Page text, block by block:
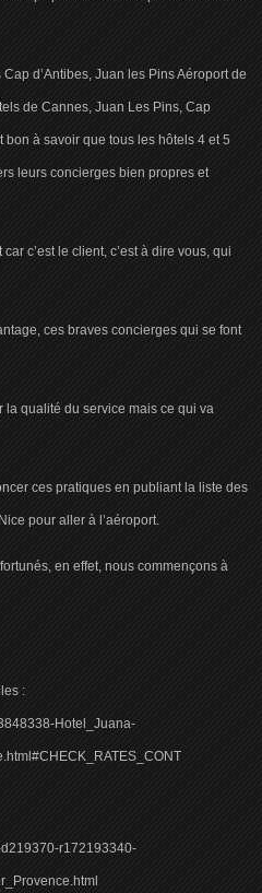
d’Antibes, Juan les Pins Aéroport de
de Cannes, Juan Les Pins, Cap
bon à savoir que tous les hôtels 4 et 5
leurs concierges bien propres et
c’est le client, c’est à dire vous, qui
ces braves concierges qui se font
la qualité du service mais ce qui va
ces pratiques en publiant la liste des
pour aller à l’aéroport.
en effet, nous commençons à
:
Hotel_Juana-
r172193340-